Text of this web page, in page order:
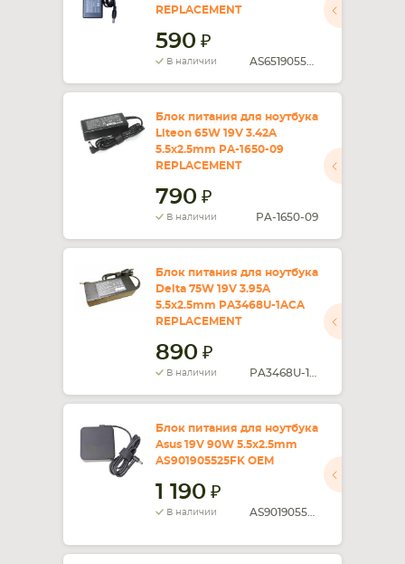
REPLACEMENT
590
В наличии
Блок питания для ноутбука
Liteon 65W 19V 3.42A
5.5x2.5mm PA-1650-09
REPLACEMENT
790
В наличии PA-1650-09
Блок питания для ноутбука
Delta 75W 19V 3.95A
5.5x2.5mm PA3468U-1ACA
REPLACEMENT
890
В наличии
Блок питания для ноутбука
Asus 19V 90W 5.5x2.5mm
AS901905525FK OEM
1 190
В наличии